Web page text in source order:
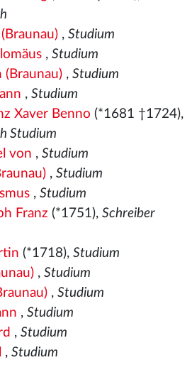
, Studium
, Studium
(Braunau), Studium
, Studium
Xaver Benno (*1681 †1724),
Studium
von , Studium
, Studium
, Studium
Franz (*1751), Schreiber
(*1718), Studium
, Studium
, Studium
, Studium
, Studium
, Studium